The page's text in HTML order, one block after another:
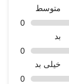
متوسط
0
بد
0
خیلی بد
0